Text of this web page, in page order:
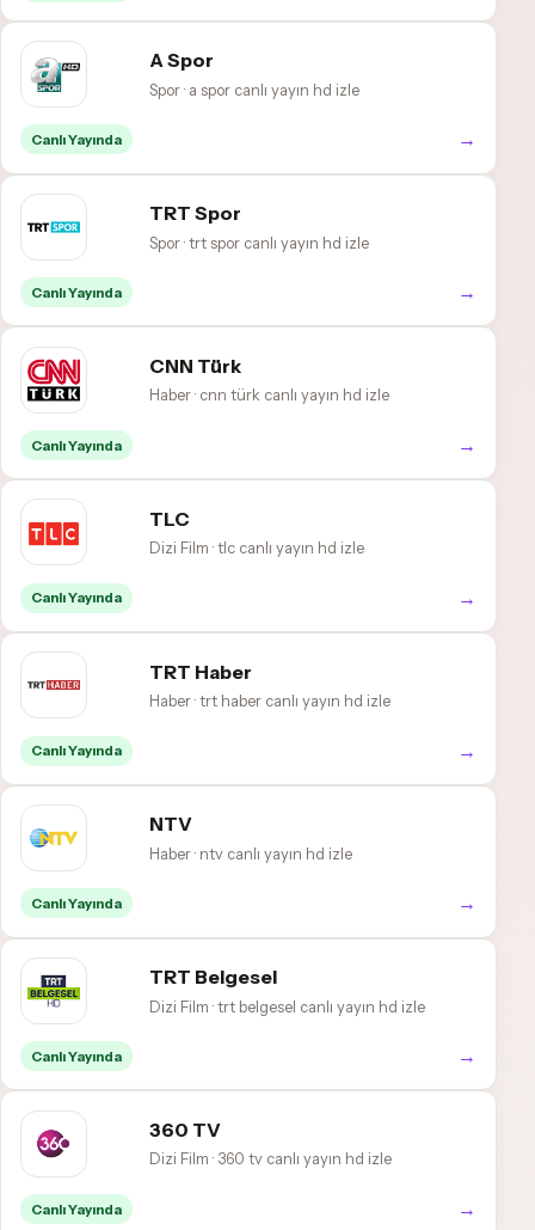
A Spor
Spor · a spor canlı yayın hd izle
Canlı Yayında →
TRT Spor
Spor · trt spor canlı yayın hd izle
Canlı Yayında →
CNN Türk
Haber · cnn türk canlı yayın hd izle
Canlı Yayında →
TLC
Dizi Film · tlc canlı yayın hd izle
Canlı Yayında →
TRT Haber
Haber · trt haber canlı yayın hd izle
Canlı Yayında →
NTV
Haber · ntv canlı yayın hd izle
Canlı Yayında →
TRT Belgesel
Dizi Film · trt belgesel canlı yayın hd izle
Canlı Yayında →
360 TV
Dizi Film · 360 tv canlı yayın hd izle
Canlı Yayında →